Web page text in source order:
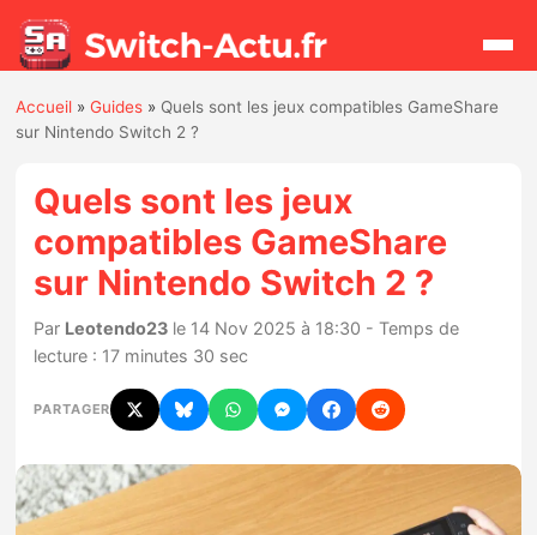
Actualités
Jeux
Hardware
Mises à jour
Chiffres de ventes
Accueil »Guides » Quels sont les jeux compatibles GameShare
sur Nintendo Switch 2 ?
Quels sont les jeux
compatibles GameShare
sur Nintendo Switch 2 ?
Par Leotendo23 le 14 Nov 2025 à 18:30 - Temps de
lecture : 17 minutes 30 sec
PARTAGER